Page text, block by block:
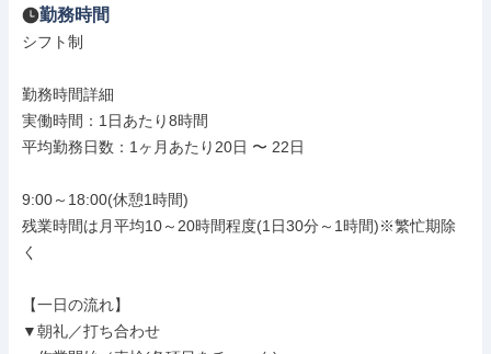
勤務時間
シフト制
勤務時間詳細
実働時間：1日あたり8時間
平均勤務日数：1ヶ月あたり20日 〜 22日
9:00～18:00(休憩1時間)
残業時間は月平均10～20時間程度(1日30分～1時間)※繁忙期除
く
【一日の流れ】
▼朝礼／打ち合わせ